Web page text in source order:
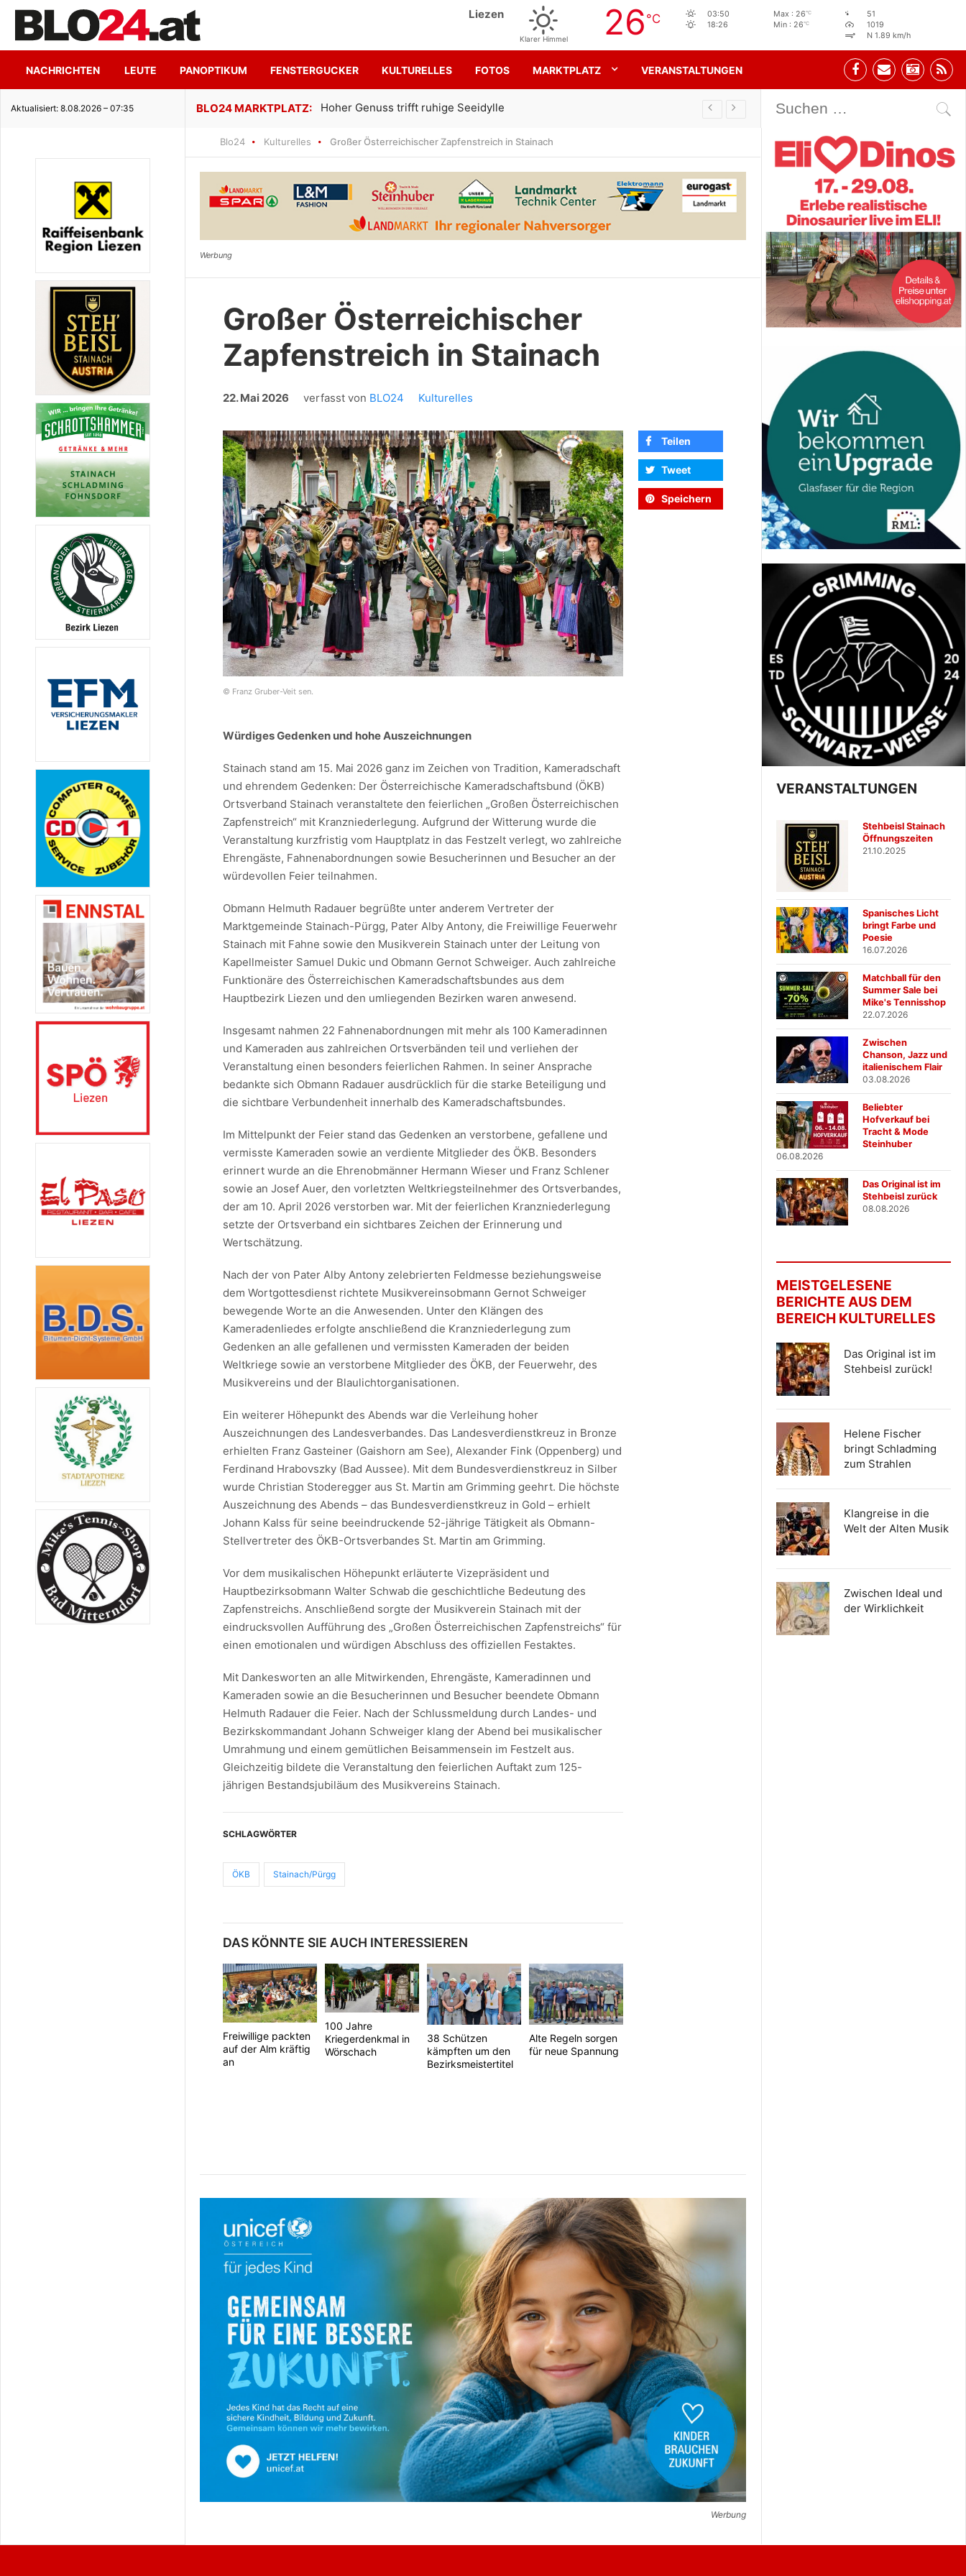
Liezen
Klarer Himmel 26 °C
03:50
18:26
Max : 26°C
Min : 26°C
51
1019
N 1.89 km/h
NACHRICHTEN LEUTE PANOPTIKUM FENSTERGUCKER KULTURELLES FOTOS MARKTPLATZ VERANSTALTUNGEN
Aktualisiert: 8.08.2026 – 07:35
Seeidylle Gemeinsam für den SK Sturm Stehbeisl Stainach Öffnungszeiten
Blo24 Kulturelles Großer Österreichischer Zapfenstreich in Stainach
Großer Österreichischer
Zapfenstreich in Stainach
22. Mai 2026 verfasst von BLO24 Kulturelles
© Franz Gruber-Veit sen.
Würdiges Gedenken und hohe Auszeichnungen
Stainach stand am 15. Mai 2026 ganz im Zeichen von Tradition, Kameradschaft
und ehrendem Gedenken: Der Österreichische Kameradschaftsbund (ÖKB)
Ortsverband Stainach veranstaltete den feierlichen „Großen Österreichischen
Zapfenstreich“ mit Kranzniederlegung. Aufgrund der Witterung wurde die
Veranstaltung kurzfristig vom Hauptplatz in das Festzelt verlegt, wo zahlreiche
Ehrengäste, Fahnenabordnungen sowie Besucherinnen und Besucher an der
würdevollen Feier teilnahmen.
Obmann Helmuth Radauer begrüßte unter anderem Vertreter der
Marktgemeinde Stainach-Pürgg, Pater Alby Antony, die Freiwillige Feuerwehr
Stainach mit Fahne sowie den Musikverein Stainach unter der Leitung von
Kapellmeister Samuel Dukic und Obmann Gernot Schweiger. Auch zahlreiche
Funktionäre des Österreichischen Kameradschaftsbundes aus dem
Hauptbezirk Liezen und den umliegenden Bezirken waren anwesend.
Insgesamt nahmen 22 Fahnenabordnungen mit mehr als 100 Kameradinnen
und Kameraden aus zahlreichen Ortsverbänden teil und verliehen der
Veranstaltung einen besonders feierlichen Rahmen. In seiner Ansprache
bedankte sich Obmann Radauer ausdrücklich für die starke Beteiligung und
die sichtbare Verbundenheit innerhalb des Kameradschaftsbundes.
Im Mittelpunkt der Feier stand das Gedenken an verstorbene, gefallene und
vermisste Kameraden sowie an verdiente Mitglieder des ÖKB. Besonders
erinnert wurde an die Ehrenobmänner Hermann Wieser und Franz Schlener
sowie an Josef Auer, den vorletzten Weltkriegsteilnehmer des Ortsverbandes,
der am 10. April 2026 verstorben war. Mit der feierlichen Kranzniederlegung
setzte der Ortsverband ein sichtbares Zeichen der Erinnerung und
Wertschätzung.
Nach der von Pater Alby Antony zelebrierten Feldmesse beziehungsweise
dem Wortgottesdienst richtete Musikvereinsobmann Gernot Schweiger
bewegende Worte an die Anwesenden. Unter den Klängen des
Kameradenliedes erfolgte anschließend die Kranzniederlegung zum
Gedenken an alle gefallenen und vermissten Kameraden der beiden
Weltkriege sowie an verstorbene Mitglieder des ÖKB, der Feuerwehr, des
Musikvereins und der Blaulichtorganisationen.
Ein weiterer Höhepunkt des Abends war die Verleihung hoher
Auszeichnungen des Landesverbandes. Das Landesverdienstkreuz in Bronze
erhielten Franz Gasteiner (Gaishorn am See), Alexander Fink (Oppenberg) und
Ferdinand Hrabovszky (Bad Aussee). Mit dem Bundesverdienstkreuz in Silber
wurde Christian Stoderegger aus St. Martin am Grimming geehrt. Die höchste
Auszeichnung des Abends – das Bundesverdienstkreuz in Gold – erhielt
Johann Kalss für seine beeindruckende 52-jährige Tätigkeit als Obmann-
Stellvertreter des ÖKB-Ortsverbandes St. Martin am Grimming.
Vor dem musikalischen Höhepunkt erläuterte Vizepräsident und
Hauptbezirksobmann Walter Schwab die geschichtliche Bedeutung des
Zapfenstreichs. Anschließend sorgte der Musikverein Stainach mit der
eindrucksvollen Aufführung des „Großen Österreichischen Zapfenstreichs“ für
einen emotionalen und würdigen Abschluss des offiziellen Festaktes.
Mit Dankesworten an alle Mitwirkenden, Ehrengäste, Kameradinnen und
Kameraden sowie an die Besucherinnen und Besucher beendete Obmann
Helmuth Radauer die Feier. Nach der Schlussmeldung durch Landes- und
Bezirkskommandant Johann Schweiger klang der Abend bei musikalischer
Umrahmung und einem gemütlichen Beisammensein im Festzelt aus.
Gleichzeitig bildete die Veranstaltung den feierlichen Auftakt zum 125-
jährigen Bestandsjubiläum des Musikvereins Stainach.
SCHLAGWÖRTER
ÖKB Stainach/Pürgg
DAS KÖNNTE SIE AUCH INTERESSIEREN
Freiwillige packten
auf der Alm kräftig
an
100 Jahre
Kriegerdenkmal in
Wörschach
38 Schützen
kämpften um den
Bezirksmeistertitel
Alte Regeln sorgen
für neue Spannung
Teilen
Tweet
Speichern
Werbung
VERANSTALTUNGEN
Stehbeisl Stainach
Öffnungszeiten
21.10.2025
Spanisches Licht
bringt Farbe und
Poesie
16.07.2026
Matchball für den
Summer Sale bei
Mike's Tennisshop
22.07.2026
Zwischen
Chanson, Jazz und
italienischem Flair
03.08.2026
Beliebter
Hofverkauf bei
Tracht & Mode
Steinhuber
06.08.2026
Das Original ist im
Stehbeisl zurück
08.08.2026
MEISTGELESENE
BERICHTE AUS DEM
BEREICH KULTURELLES
Das Original ist im
Stehbeisl zurück!
Helene Fischer
bringt Schladming
zum Strahlen
Klangreise in die
Welt der Alten Musik
Zwischen Ideal und
der Wirklichkeit